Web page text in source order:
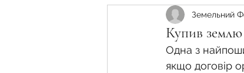
Ринок землі
Фермерське
Купив землю
Земельний
Одна з
якщо договір